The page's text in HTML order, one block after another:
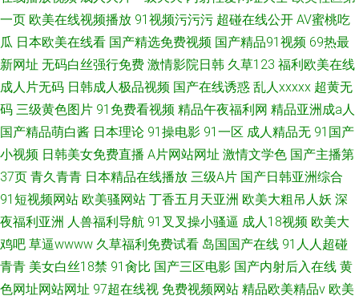
一页 欧美在线视频播放 91视频污污污 超碰在线公开 AV蜜桃吃
瓜 日本欧美在线看 国产精选免费视频 国产精品91视频 69热最
新网址 无码白丝强行免费 激情影院日韩 久草123 福利欧美在线
成人片无码 日韩成人极品视频 国产在线诱惑 乱人xxxxx 超黄无
码 三级黄色图片 91免费看视频 精品午夜福利网 精品亚洲成a人
国产精品萌白酱 日本理论 91操电影 91一区 成人精品无 91国产
小视频 日韩美女免费直播 A片网站网址 激情文学色 国产主播第
37页 青久青青 日本精品在线播放 三级A片 国产日韩亚洲综合
91短视频网站 欧美骚网站 丁香五月天亚洲 欧美大粗吊人妖 深
夜福利亚洲 人兽福利导航 91叉叉操小骚逼 成人18视频 欧美大
鸡吧 草逼wwww 久草福利免费试看 岛国国产在线 91人人超碰
青青 美女白丝18禁 91肏比 国产三区电影 国产内射后入在线 黄
色网址网站网址 97超在线视 免费视频网站 精品欧美精品v 欧美